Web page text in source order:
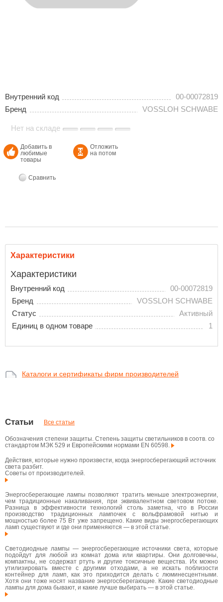
Внутренний код
00-00072819
Бренд
VOSSLOH SCHWABE
Нет на складе
Добавить в
любимые
товары
Отложить
на потом
Сравнить
Характеристики
Характеристики
Внутренний код
00-00072819
Бренд
VOSSLOH SCHWABE
Статус
Активный
Единиц в одном товаре
1
Каталоги и сертификаты фирм производителей
Статьи Все статьи
Обозначения степени защиты. Степень защиты светильников в соотв. со
стандартом МЭК 529 и Европейскими нормами EN 60598.
Действия, которые нужно произвести, когда энергосберегающий источник
света разбит.
Советы от производителей.
Энергосберегающие лампы позволяют тратить меньше электроэнергии,
чем традиционные накаливания, при эквивалентном световом потоке.
Разница в эффективности технологий столь заметна, что в России
производство традиционных лампочек с вольфрамовой нитью и
мощностью более 75 Вт уже запрещено. Какие виды энергосберегающих
ламп существуют и где они применяются — в этой статье.
Светодиодные лампы — энергосберегающие источники света, которые
подойдут для любой из комнат дома или квартиры. Они долговечны,
компактны, не содержат ртуть и другие токсичные вещества. Их можно
утилизировать вместе с другими отходами, а не искать поблизости
контейнер для ламп, как это приходится делать с люминесцентными.
Хотя они тоже носят название энергосберегающие. Какие светодиодные
лампы для дома бывают, и какие лучше выбирать — в этой статье.